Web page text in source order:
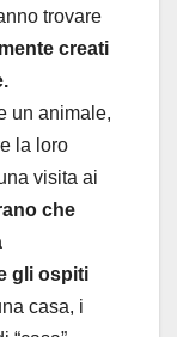
trovare
creati
un animale,
la loro
visita ai
che
gli ospiti
casa, i